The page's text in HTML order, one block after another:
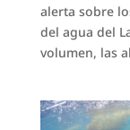
alerta sobre
del agua del
volumen, las